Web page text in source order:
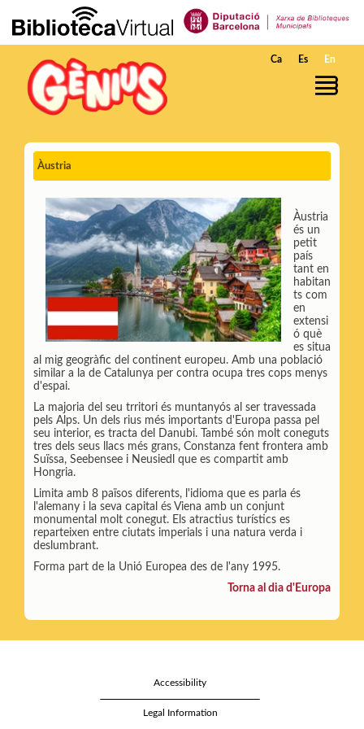
Skip to Main Content
Ca Es En
Àustria
Àustria
és un
petit
país
tant en
habitan
ts com
en
extensi
ó què
es situa
al mig geogràfic del continent europeu. Amb una població
similar a la de Catalunya per contra ocupa tres cops menys
d'espai.
La majoria del seu trritori és muntanyós al ser travessada
pels Alps. Un dels rius més importants d'Europa passa pel
seu interior, es tracta del Danubi. També són molt coneguts
tres dels seus llacs més grans, Constanza fent frontera amb
Suïssa, Seebensee i Neusiedl que es compartit amb
Hongria.
Limita amb 8 països diferents, l'idioma que es parla és
l'alemany i la seva capital és Viena amb un conjunt
monumental molt conegut. Els atractius turístics es
reparteixen entre ciutats imperials i una natura verda i
deslumbrant.
Forma part de la Unió Europea des de l'any 1995.
Torna al dia d'Europa
Accessibility
Legal Information